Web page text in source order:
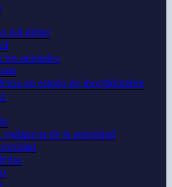
del deber
los animales
en estado de incertidumbre
vigilancia de la autoridad